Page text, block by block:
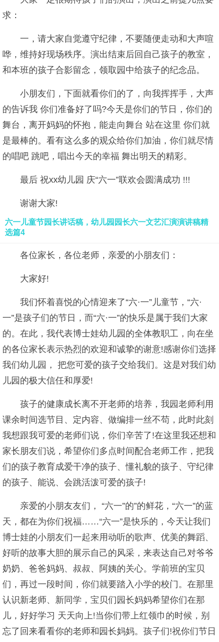
求：
一，请大家自觉遵守纪律，不要随便走动和大声喧
哗，维持好现场秩序。演出结束后回自己孩子的教室，
和本班的孩子合影留念，领取园中给孩子的纪念品。
小朋友们，下面就看你们的了，向我挥挥手，大声
的告诉我 你们准备好了吗?今天是你们的节日，你们的
舞台，离开妈妈的怀抱，能走向舞台 站在这里 你们就
是最棒的。看有这么多的观众给你们加油，你们就尽情
的唱吧 跳吧，唱出今天的幸福 舞出明天的精彩。
最后 祝xx幼儿园 庆“六一”联欢会圆满成功 !!!
谢谢大家!
六一儿童节园长讲话稿，幼儿园园长六一文艺汇演演讲稿精
选篇4
各位家长，各位老师，亲爱的小朋友们：
大家好!
我们怀着喜悦的心情迎来了“六·一”儿童节，“六·
一”是孩子们的节日，而“六·一”的快乐是属于我们大家
的。在此，我代表博士娃幼儿园的全体教职工，向在坐
的各位家长表示热烈的欢迎和诚挚的谢意!感谢你们选择
我们幼儿园， 把您可爱的孩子交给我们。这是对我们幼
儿园的极大信任和厚爱!
孩子的健康成长离不开老师的培养，我园老师利用
课余时间选节目、定内容、做编排一丝不苟，此时此刻
我想跟我可爱的老师们说，你们辛苦了!在这里我还想和
家长朋友们说，希望你们多点时间配合老师工作，把我
们的孩子教育成爱干净的孩子、懂礼貌的孩子、守纪律
的孩子、能说、会跳活泼可爱的孩子!
亲爱的小朋友友们， “六一”的”的鲜花，“六一”的蓝
天，都在为你们祝福……“六一”是快乐的，今天让我们
博士娃的小朋友们一起来用动听的歌声、优美的舞蹈、
好听的故事大胆的展示自己的风采，来表达自己对爷爷
奶奶、爸爸妈妈、叔叔、阿姨的关心。学前班的宝贝
们，再过一段时间，你们就要踏入小学的校门。在那里
认识新老师、新同学，宝贝们园长妈妈希望你们在那
儿，好好学习 天天向上!当你们带上红领巾的时候，别
忘了回来看看你的老师和园长妈妈。孩子们!祝你们节日